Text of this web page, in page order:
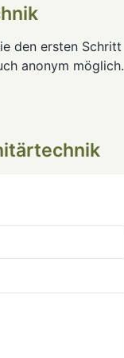
den ersten Schritt
anonym möglich.